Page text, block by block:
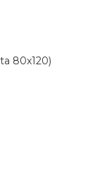
80x120)